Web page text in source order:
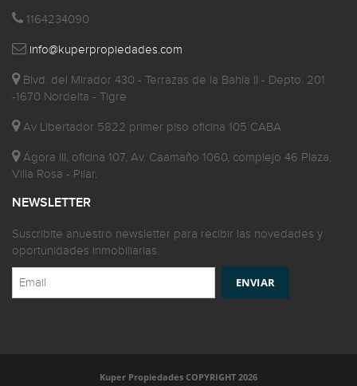
1164234090
info@kuperpropiedades.com
Blvd. del Mirador 430 - Terrazas de la Bahía II - Depto. 201
-1670 Nordelta - Tigre
Av Libertador 5822 primer piso oficina 105 CABA
Ágora III, oficina 107, Av. Caamaño 1060, complejo 46 Plaza,
Villa Rosa - Pilar.
NEWSLETTER
Suscribite anuestro newsletter para recibir las novedades y
oportunidades inmobiliarias.
Kuper Propiedades COPYRIGHT 2026